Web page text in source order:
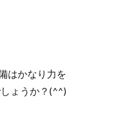
はかなり力を
ょうか？(^^)